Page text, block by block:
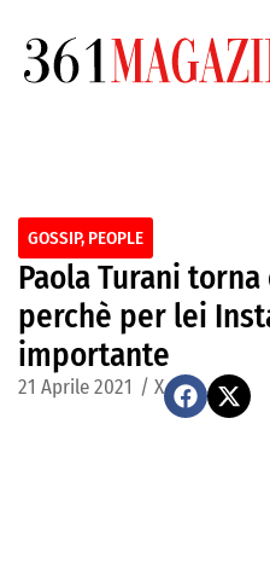
GOSSIP, PEOPLE
Paola Turani
perchè per lei
importante
21 Aprile 2021 / X